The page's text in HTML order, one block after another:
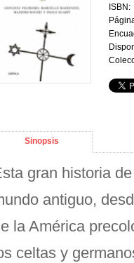
ISBN:
Sinopsis
gran historia
antiguo,
la América
celtas y